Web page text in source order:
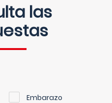
las
Embarazo